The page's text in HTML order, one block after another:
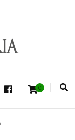
Terapeutiche Esclusive,
0